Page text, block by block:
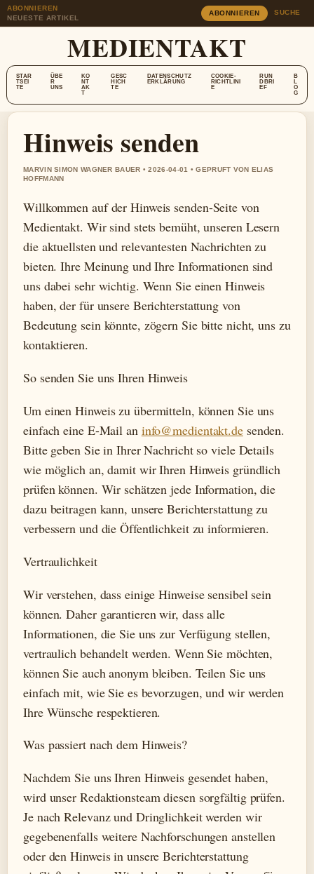
ABONNIEREN
NEUESTE ARTIKEL
ABONNIEREN SUCHE
MEDIENTAKT
STAR
TSEI
TE
ÜBE
R
UNS
KO
NT
AK
T
GESC
HICH
TE
DATENSCHUTZ
ERKLÄRUNG
COOKIE-
RICHTLINI
E
RUN
DBRI
EF
B
L
O
G
Hinweis senden
MARVIN SIMON WAGNER BAUER • 2026-04-01 • GEPRUFT VON ELIAS
HOFFMANN
Willkommen auf der Hinweis senden-Seite von
Medientakt. Wir sind stets bemüht, unseren Lesern
die aktuellsten und relevantesten Nachrichten zu
bieten. Ihre Meinung und Ihre Informationen sind
uns dabei sehr wichtig. Wenn Sie einen Hinweis
haben, der für unsere Berichterstattung von
Bedeutung sein könnte, zögern Sie bitte nicht, uns zu
kontaktieren.
So senden Sie uns Ihren Hinweis
Um einen Hinweis zu übermitteln, können Sie uns
einfach eine E-Mail an info@medientakt.desenden.
Bitte geben Sie in Ihrer Nachricht so viele Details
wie möglich an, damit wir Ihren Hinweis gründlich
prüfen können. Wir schätzen jede Information, die
dazu beitragen kann, unsere Berichterstattung zu
verbessern und die Öffentlichkeit zu informieren.
Vertraulichkeit
Wir verstehen, dass einige Hinweise sensibel sein
können. Daher garantieren wir, dass alle
Informationen, die Sie uns zur Verfügung stellen,
vertraulich behandelt werden. Wenn Sie möchten,
können Sie auch anonym bleiben. Teilen Sie uns
einfach mit, wie Sie es bevorzugen, und wir werden
Ihre Wünsche respektieren.
Was passiert nach dem Hinweis?
Nachdem Sie uns Ihren Hinweis gesendet haben,
wird unser Redaktionsteam diesen sorgfältig prüfen.
Je nach Relevanz und Dringlichkeit werden wir
gegebenenfalls weitere Nachforschungen anstellen
oder den Hinweis in unsere Berichterstattung